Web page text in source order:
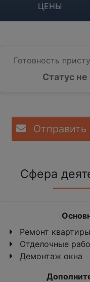
ЦЕНЫ
Готовность
Статус не
Сфера
Ремонт
Отделочные
Демонтаж окна